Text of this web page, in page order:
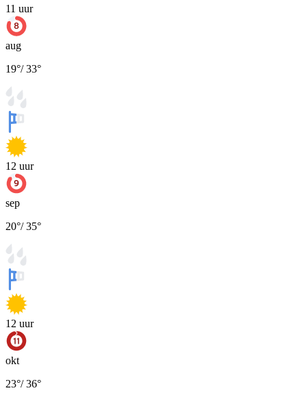
11 uur
aug
19°/33°
12 uur
sep
20°/35°
12 uur
okt
23°/36°